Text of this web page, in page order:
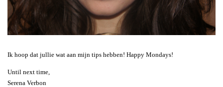
Ik hoop dat jullie wat aan mijn tips hebben! Happy Mondays!
Until next time,
Serena Verbon